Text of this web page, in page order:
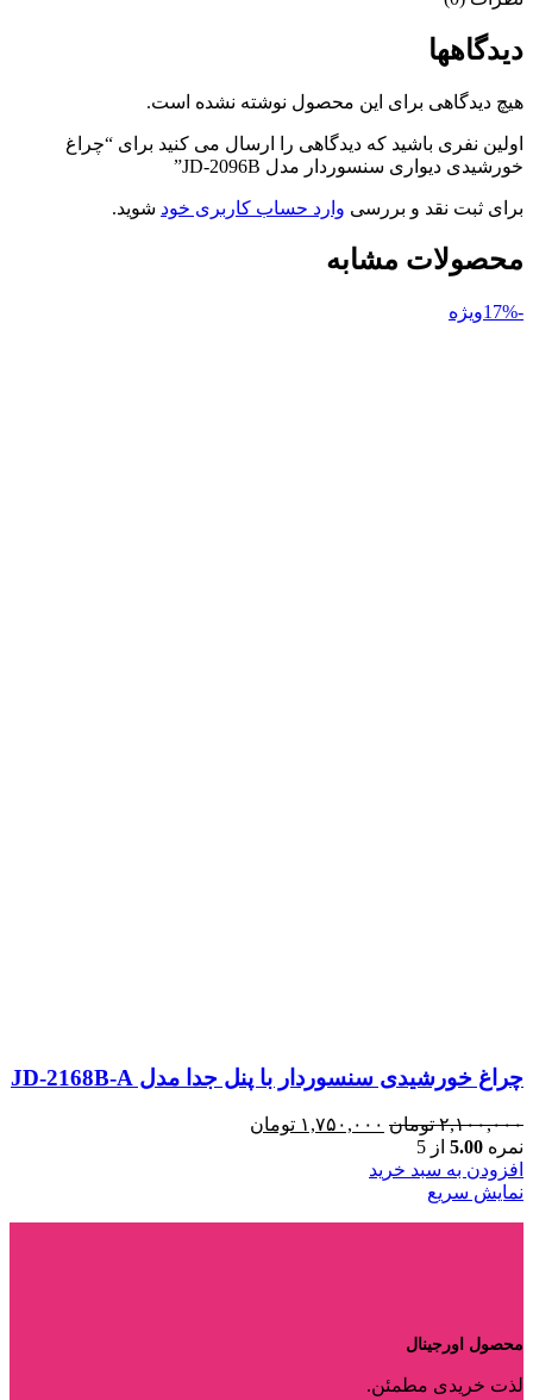
دیدگاهها
هیچ دیدگاهی برای این محصول نوشته نشده است.
اولین نفری باشید که دیدگاهی را ارسال می کنید برای “چراغ
خورشیدی دیواری سنسوردار مدل JD-2096B”
برای ثبت نقد و بررسی وارد حساب کاربری خود شوید.
محصولات مشابه
-17% ویژه
چراغ خورشیدی سنسوردار با پنل جدا مدل JD-2168B-A
۲,۱۰۰,۰۰۰ تومان قیمت
۱,۷۵۰,۰۰۰ تومان
نمره 5.00 از 5
افزودن به سبد خرید
نمایش سریع
محصول اورجینال
لذت خریدی مطمئن.